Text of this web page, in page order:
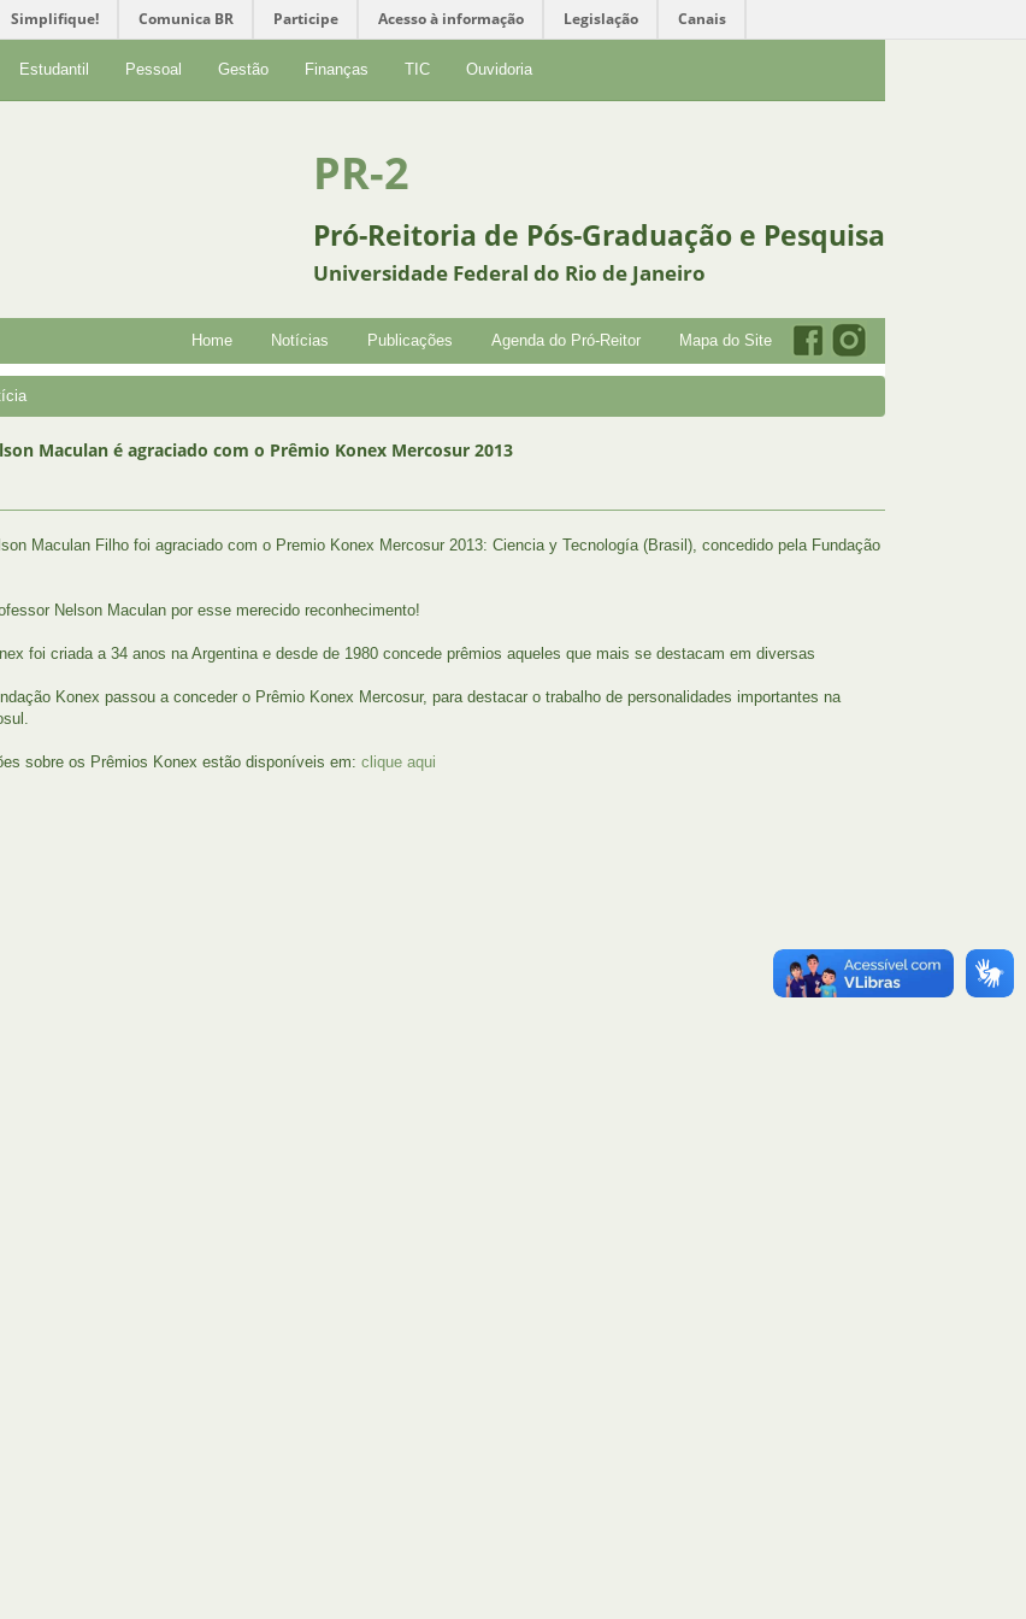
Simplifique! Comunica BR Participe Acesso à informação Legislação Canais
Estudantil Pessoal Gestão Finanças TIC Ouvidoria
PR-2
Pró-Reitoria de Pós-Graduação e Pesquisa
Universidade Federal do Rio de Janeiro
Home Notícias Publicações Agenda do Pró-Reitor Mapa do Site
Maculan é agraciado com o Prêmio Konex Mercosur 2013
Maculan Filho foi agraciado com o Premio Konex Mercosur 2013: Ciencia y Tecnología (Brasil), concedido pela Fundação
Nelson Maculan por esse merecido reconhecimento!
foi criada a 34 anos na Argentina e desde de 1980 concede prêmios aqueles que mais se destacam em diversas
Konex passou a conceder o Prêmio Konex Mercosur, para destacar o trabalho de personalidades importantes na
sobre os Prêmios Konex estão disponíveis em: clique aqui